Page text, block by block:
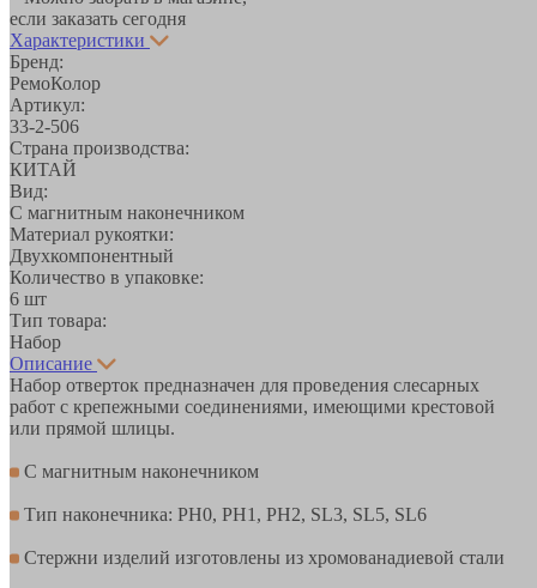
если заказать сегодня
Характеристики
Бренд:
РемоКолор
Артикул:
33-2-506
Страна производства:
КИТАЙ
Вид:
С магнитным наконечником
Материал рукоятки:
Двухкомпонентный
Количество в упаковке:
6 шт
Тип товара:
Набор
Описание
Набор отверток предназначен для проведения слесарных
работ с крепежными соединениями, имеющими крестовой
или прямой шлицы.
С магнитным наконечником
Тип наконечника: PH0, PH1, PH2, SL3, SL5, SL6
Стержни изделий изготовлены из хромованадиевой стали